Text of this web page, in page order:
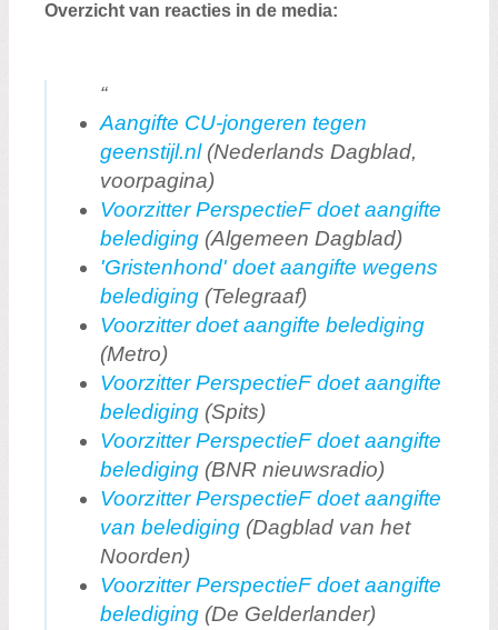
Overzicht van reacties in de media:
Aangifte CU-jongeren tegen
geenstijl.nl(Nederlands Dagblad,
voorpagina)
Voorzitter PerspectieF doet aangifte
belediging(Algemeen Dagblad)
'Gristenhond' doet aangifte wegens
belediging(Telegraaf)
Voorzitter doet aangifte belediging
(Metro)
Voorzitter PerspectieF doet aangifte
belediging(Spits)
Voorzitter PerspectieF doet aangifte
belediging(BNR nieuwsradio)
Voorzitter PerspectieF doet aangifte
van belediging(Dagblad van het
Noorden)
Voorzitter PerspectieF doet aangifte
belediging(De Gelderlander)